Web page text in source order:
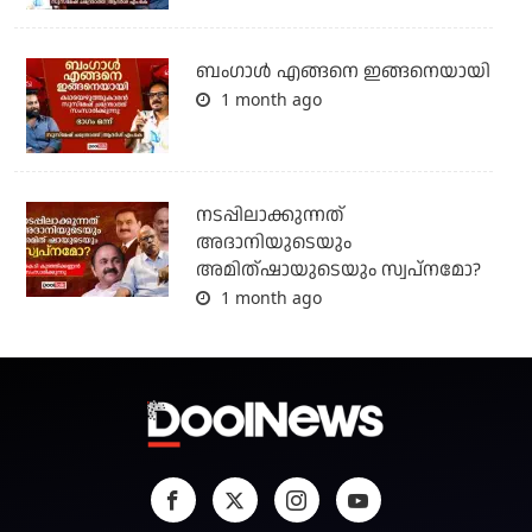
ബം​ഗാൾ എങ്ങനെ ഇങ്ങനെയായി
1 month ago
നടപ്പിലാക്കുന്നത്
അദാനിയുടെയും
അമിത്ഷായുടെയും സ്വപ്നമോ?
1 month ago